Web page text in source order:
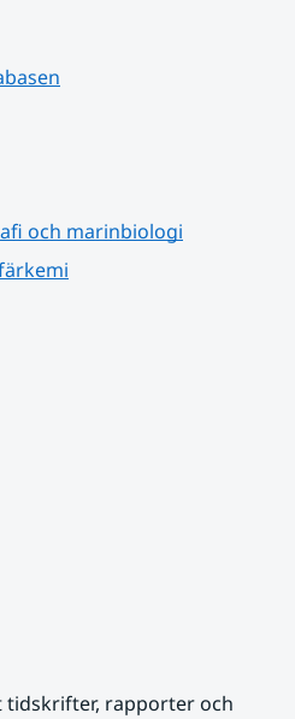
och marinbiologi
tidskrifter, rapporter och